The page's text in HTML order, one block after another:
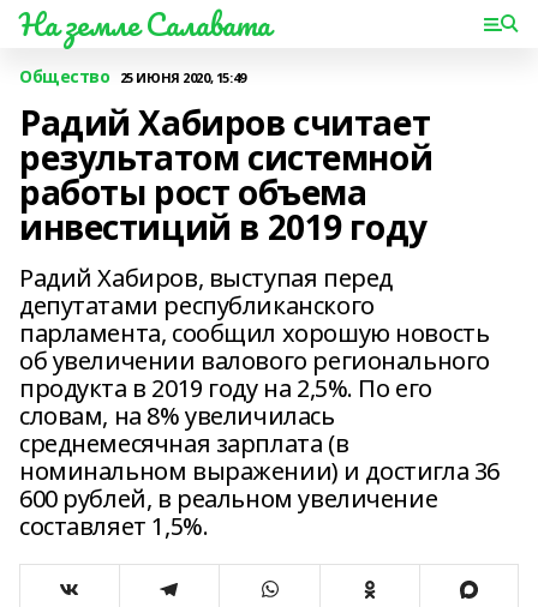
На земле Салавата
Общество 25 ИЮНЯ 2020, 15:49
Радий Хабиров считает
результатом системной
работы рост объема
инвестиций в 2019 году
Радий Хабиров, выступая перед
депутатами республиканского
парламента, сообщил хорошую новость
об увеличении валового регионального
продукта в 2019 году на 2,5%. По его
словам, на 8% увеличилась
среднемесячная зарплата (в
номинальном выражении) и достигла 36
600 рублей, в реальном увеличение
составляет 1,5%.